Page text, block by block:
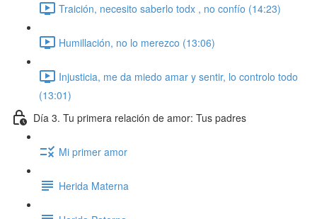
Traición, necesito saberlo todx , no confío (14:23)
Humillación, no lo merezco (13:06)
Injusticia, me da miedo amar y sentir, lo controlo todo
(13:01)
Día 3. Tu primera relación de amor: Tus padres
Mi primer amor
Herida Materna